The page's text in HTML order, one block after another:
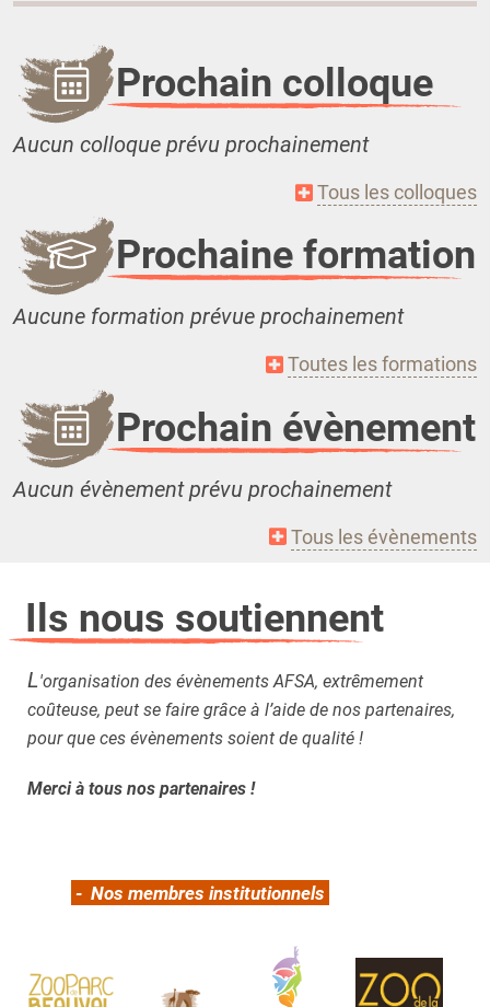
Prochain colloque
Aucun colloque prévu prochainement
Tous les colloques
Prochaine formation
Aucune formation prévue prochainement
Toutes les formations
Prochain évènement
Aucun évènement prévu prochainement
Tous les évènements
Ils nous soutiennent
L'organisation des évènements AFSA, extrêmement
coûteuse, peut se faire grâce à l’aide de nos partenaires,
pour que ces évènements soient de qualité !
Merci à tous nos partenaires !
- Nos membres institutionnels